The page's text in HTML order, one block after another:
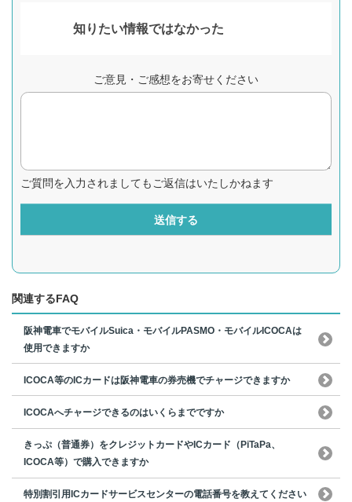
知りたい情報ではなかった
ご意見・ご感想をお寄せください
ご質問を入力されましてもご返信はいたしかねます
送信する
関連するFAQ
阪神電車でモバイルSuica・モバイルPASMO・モバイルICOCAは
使用できますか
ICOCA等のICカードは阪神電車の券売機でチャージできますか
ICOCAへチャージできるのはいくらまでですか
きっぷ（普通券）をクレジットカードやICカード（PiTaPa、
ICOCA等）で購入できますか
特別割引用ICカードサービスセンターの電話番号を教えてください